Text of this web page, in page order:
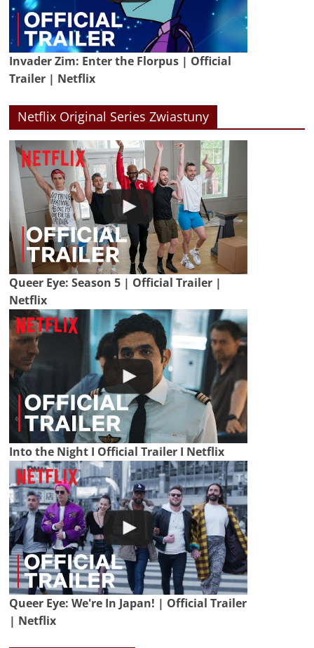
Invader Zim: Enter the Florpus | Official
Trailer | Netflix
Netflix Original Series Zwiastuny
Queer Eye: Season 5 | Official Trailer |
Netflix
Into the Night I Official Trailer I Netflix
Queer Eye: We're In Japan! | Official Trailer
| Netflix